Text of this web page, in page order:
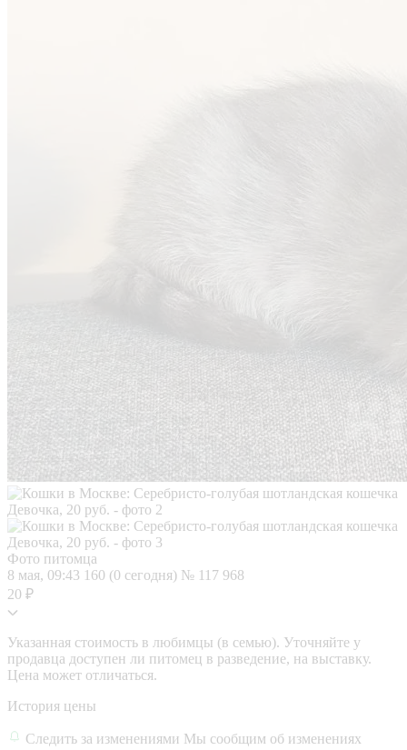
Фото питомца
8 мая, 09:43 160 (0 сегодня) № 117 968
20 ₽
Указанная стоимость в любимцы (в семью). Уточняйте у
продавца доступен ли питомец в разведение, на выставку.
Цена может отличаться.
История цены
Следить за изменениями Мы сообщим об изменениях